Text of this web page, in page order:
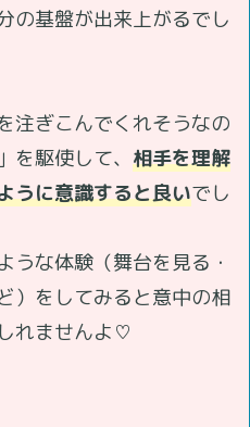
の基盤が出来上がるでし
注ぎこんでくれそうなの
駆使して、 相手を理解
うに意識すると良いでし
うな体験（舞台を見る・
）をしてみると意中の相
れませんよ♡